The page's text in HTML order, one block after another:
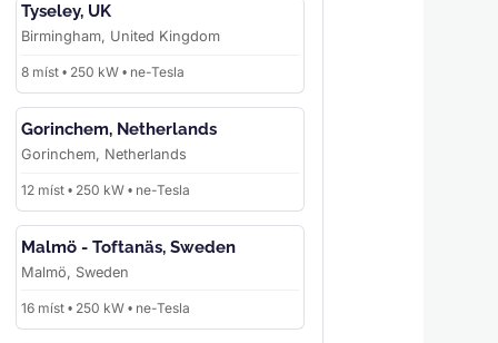
Tyseley, UK
Birmingham, United Kingdom
8 míst • 250 kW • ne-Tesla
Gorinchem, Netherlands
Gorinchem, Netherlands
12 míst • 250 kW • ne-Tesla
Malmö - Toftanäs, Sweden
Malmö, Sweden
16 míst • 250 kW • ne-Tesla